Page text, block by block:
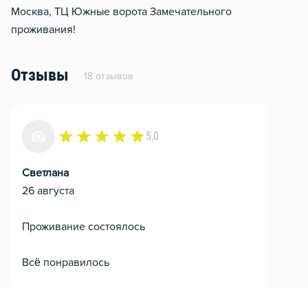
Москва, ТЦ Южные ворота Замечательного
проживания!
Отзывы 18 отзывов
5,0
Светлана
26 августа
Проживание состоялось
Всё понравилось